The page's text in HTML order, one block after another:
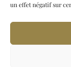
un effet négatif sur
© 2026 La Voix
Livre &